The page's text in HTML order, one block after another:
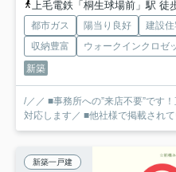
上毛電鉄「桐生球場前」駅 徒
都市ガス 陽当り良好 建設
収納豊富
ウォークインクロゼ
新築
/／／ ■事務所への”来店不要”です
対応します／ ■他社様で掲載され
新築一戸建